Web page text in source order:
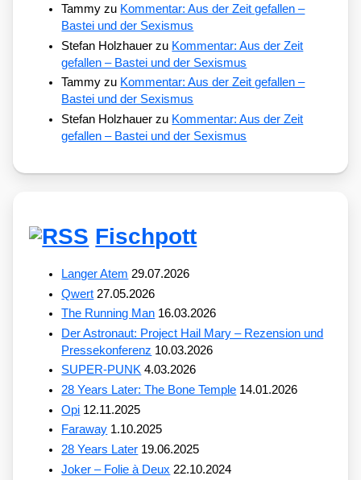
Tammy zu Kommentar: Aus der Zeit gefallen –
Bastei und der Sexismus
Stefan Holzhauer zu Kommentar: Aus der Zeit
gefallen – Bastei und der Sexismus
Tammy zu Kommentar: Aus der Zeit gefallen –
Bastei und der Sexismus
Stefan Holzhauer zu Kommentar: Aus der Zeit
gefallen – Bastei und der Sexismus
Fischpott
Langer Atem 29.07.2026
Qwert 27.05.2026
The Running Man 16.03.2026
Der Astronaut: Project Hail Mary – Rezension und
Pressekonferenz 10.03.2026
SUPER-PUNK 4.03.2026
28 Years Later: The Bone Temple 14.01.2026
Opi 12.11.2025
Faraway 1.10.2025
28 Years Later 19.06.2025
Joker – Folie à Deux 22.10.2024